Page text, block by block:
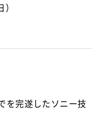
）
を完遂したソニー技